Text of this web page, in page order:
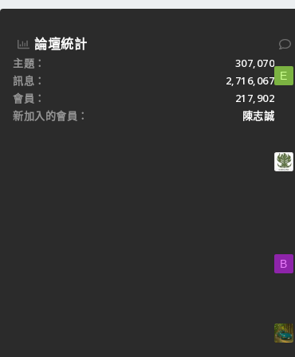
論壇統計
主題
307,070
訊息
2,716,067
會員
217,902
新加入的會員
陳志誠
E
B